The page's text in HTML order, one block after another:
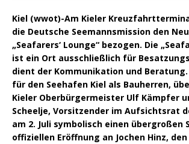
Kiel (wwot)-Am Kieler
die Deutsche Seemannsmission den
„Seafarers‘ Lounge“ bezogen. Die
ist ein Ort ausschließlich für
dient der Kommunikation und
für den Seehafen Kiel als Bauherren,
Kieler Oberbürgermeister Ulf Kämpfer
Scheelje, Vorsitzender im Aufsichtsrat
am 2. Juli symbolisch einen übergroßen
offiziellen Eröffnung an Jochen Hinz,